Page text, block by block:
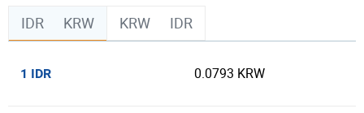
IDR KRW KRW IDR
1 IDR 0.0793 KRW